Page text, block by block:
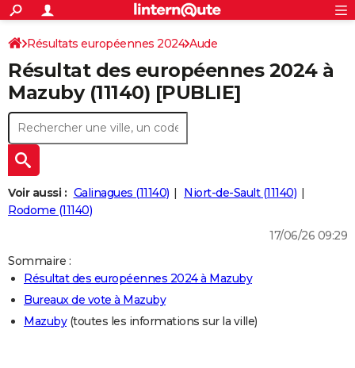
ACTUALITÉS
Politique
Société
Faits Divers
Education
Monde
Villes
+
SPORT
Coupe du monde 2026
Football
Tennis
Cyclisme
Rugby
Forum
Programme TV
TNT
Streaming
Cinéma
Sorties cinéma
Musique
+
FINANCE
Retraite
Impôts
Epargne
Immobilier
Risques naturels par ville
Banque
Assurance
Crédit
AUTO
Essais
Réserver un essai
Citadines
Berlines
SUV
Forum auto
+
HIGH-TECH
Mobiles
Meilleur smartphone
Internet
Ordinateurs
Jeux vidéo
Guide high-tech
+
BRICOLAGE
Guides de France
Escapades
Patrimoine
Expositions
Musées
Week-end nature
LIFESTYLE
Art de vivre
Bien-être
Loisirs
Mode
Modes de vie
S'inscrire
Connexion
Résultats européennes 2024 Aude
Résultat des européennes 2024 à
Mazuby (11140) [PUBLIE]
Voir aussi : Galinagues (11140)
Niort-de-Sault (11140)
Rodome (11140)
17/06/26 09:29
Sommaire :
Résultat des européennes 2024 à Mazuby
Bureaux de vote à Mazuby
Mazuby(toutes les informations sur la ville)